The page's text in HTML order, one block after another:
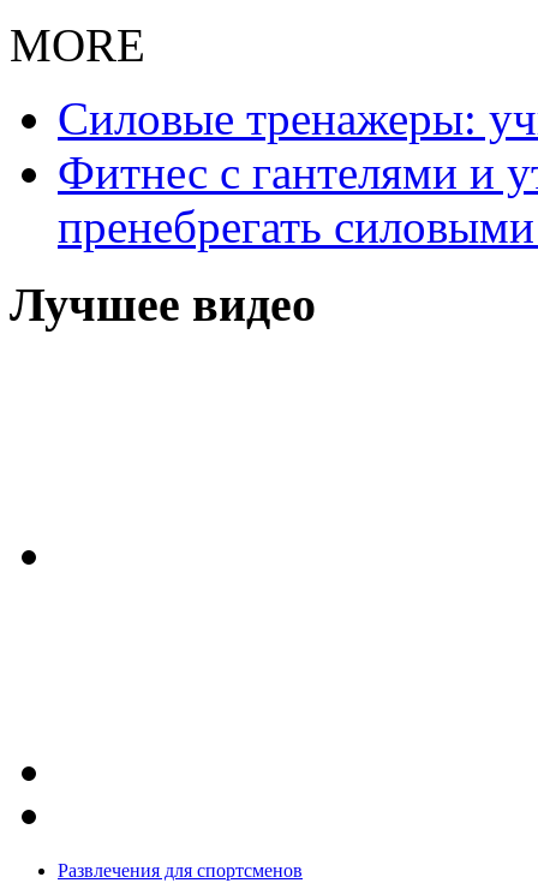
MORE
Силовые тренажеры:
Фитнес с гантелями и
пренебрегать
Лучшее видео
Развлечения для спортсменов